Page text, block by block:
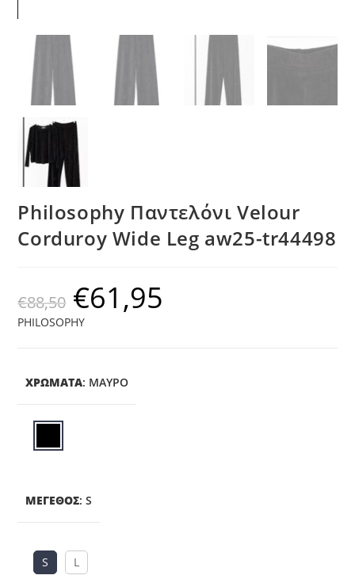
Philosophy Παντελόνι Velour
Corduroy Wide Leg aw25-tr44498
€88,50 €61,95
PHILOSOPHY
ΧΡΩΜΑΤΑ: ΜΑΎΡΟ
ΜΈΓΕΘΟΣ: S
S L